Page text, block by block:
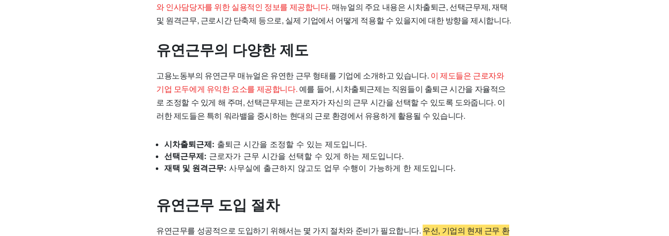
와 인사담당자를 위한 실용적인 정보를 제공합니다. 매뉴얼의 주요 내용은 시차출퇴근, 선택근무제, 재택
및 원격근무, 근로시간 단축제 등으로, 실제 기업에서 어떻게 적용할 수 있을지에 대한 방향을 제시합니다.
유연근무의 다양한 제도
고용노동부의 유연근무 매뉴얼은 유연한 근무 형태를 기업에 소개하고 있습니다. 이 제도들은 근로자와
기업 모두에게 유익한 요소를 제공합니다. 예를 들어, 시차출퇴근제는 직원들이 출퇴근 시간을 자율적으
로 조정할 수 있게 해 주며, 선택근무제는 근로자가 자신의 근무 시간을 선택할 수 있도록 도와줍니다. 이
러한 제도들은 특히 워라밸을 중시하는 현대의 근로 환경에서 유용하게 활용될 수 있습니다.
시차출퇴근제: 출퇴근 시간을 조정할 수 있는 제도입니다.
선택근무제: 근로자가 근무 시간을 선택할 수 있게 하는 제도입니다.
재택 및 원격근무: 사무실에 출근하지 않고도 업무 수행이 가능하게 한 제도입니다.
유연근무 도입 절차
유연근무를 성공적으로 도입하기 위해서는 몇 가지 절차와 준비가 필요합니다. 우선, 기업의 현재 근무 환